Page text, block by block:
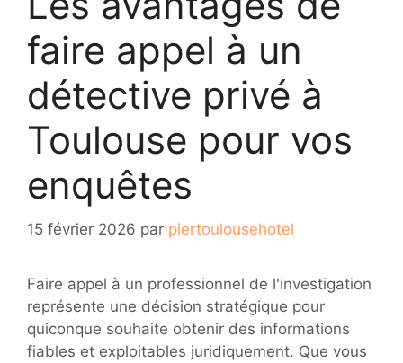
faire appel à un
détective privé à
Toulouse pour vos
enquêtes
15 février 2026 par piertoulousehotel
Faire appel à un professionnel de l'investigation
représente une décision stratégique pour
quiconque souhaite obtenir des informations
fiables et exploitables juridiquement. Que vous